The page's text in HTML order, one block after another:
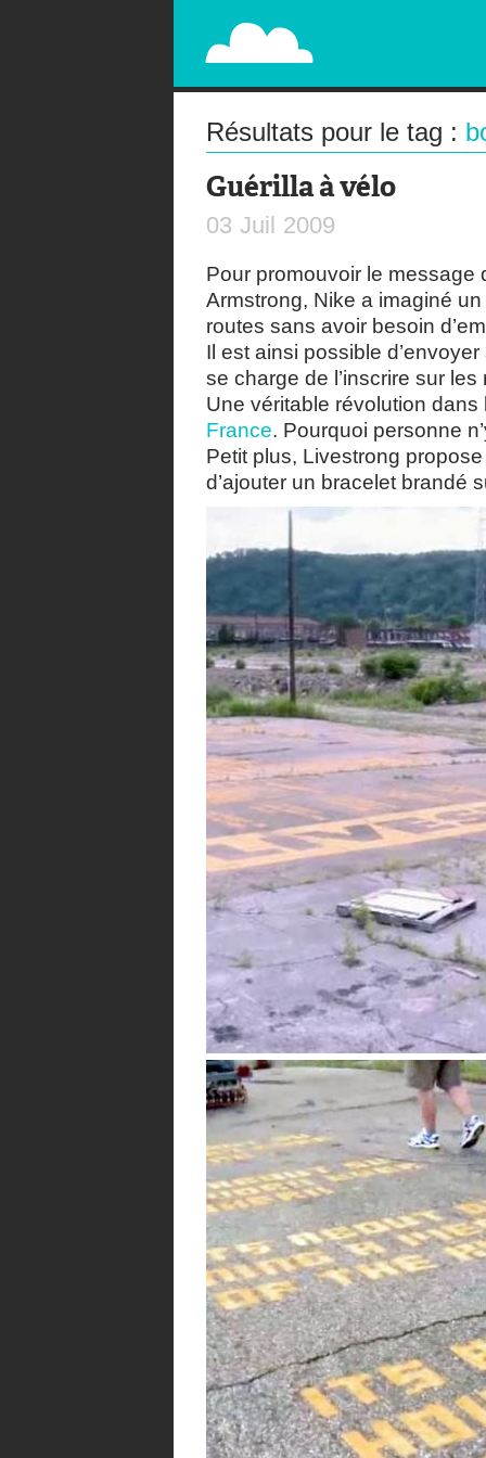
PAPERPLANE
STREET, AMBIENT, GUÉRILLA MARKETING
Résultats pour le tag :
Guérilla à vélo
03 Juil 2009
Pour promouvoir le message
Armstrong, Nike a imaginé
routes sans avoir besoin
Il est ainsi possible
se charge de l’inscrire sur les
Une véritable révolution
France. Pourquoi personne
Petit plus, Livestrong
d’ajouter un bracelet brandé